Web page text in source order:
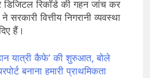
रिकॉर्ड की गहन जांच कर
वित्तीय निगरानी व्यवस्था
हैं।
यात्री कैफे’ की शुरुआत, बोले
बनाना हमारी प्राथमिकता